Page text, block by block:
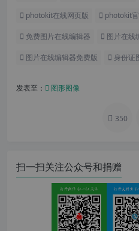
photokit在线网页版 photokit
免费图片在线编辑器 图片在线
图片在线编辑器免费版 身份证
发表至： 图形图像
350
扫一扫关注公众号和捐赠